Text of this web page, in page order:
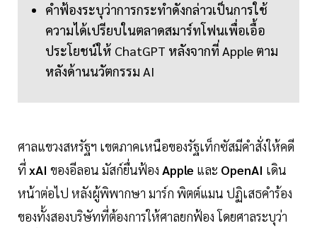
คำฟ้องระบุว่าการกระทำดังกล่าวเป็นการใช้
ความได้เปรียบในตลาดสมาร์ทโฟนเพื่อเอื้อ
ประโยชน์ให้ ChatGPT หลังจากที่ Apple ตาม
หลังด้านนวัตกรรม AI
ศาลแขวงสหรัฐฯ เขตภาคเหนือของรัฐเท็กซัสมีคำสั่งให้คดี
ที่ xAI ของอีลอน มัสก์ยื่นฟ้อง Apple และ OpenAI เดิน
หน้าต่อไป หลังผู้พิพากษา มาร์ก พิตต์แมน ปฏิเสธคำร้อง
ของทั้งสองบริษัทที่ต้องการให้ศาลยกฟ้อง โดยศาลระบุว่า